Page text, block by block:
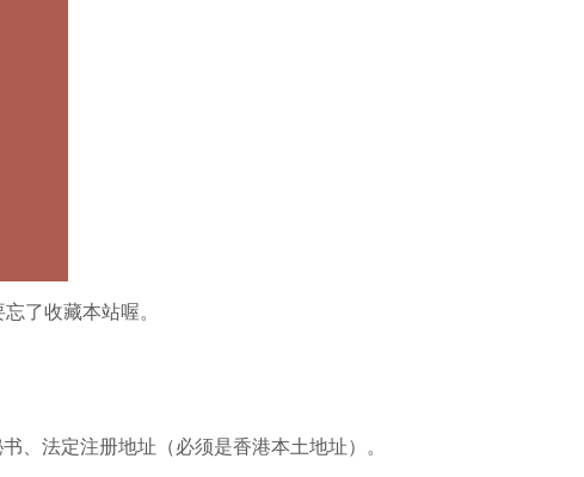
了收藏本站喔。
、法定注册地址（必须是香港本土地址）。